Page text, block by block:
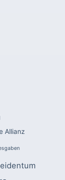
Allianz